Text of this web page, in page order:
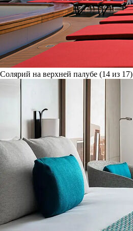
Солярий на верхней палубе (14 из 17)